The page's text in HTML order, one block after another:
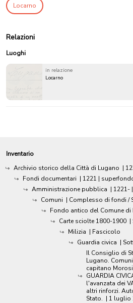
Locarno
Relazioni
Luoghi
in relazione
Locarno
Inventario
Archivio storico della Città di Lugano |
Fondi documentari | 1221 |
Amministrazione pubblica | 1221-
Comuni | Complesso di fondi /
Fondo antico del Comune di
Carte sciolte 1800-1900 |
Milizia | Fascicolo
Guardia civica |
Il Consiglio di
Lugano.
capitano
GUARDIA
l'avanzata dei
altri rinforzi.
Stato. | 1 luglio